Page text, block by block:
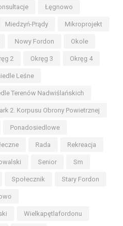
Łęgnowo
Miedzyń-Prądy Mikroprojekt
Nowy Fordon Okole
2 Okręg 3 Okręg 4
Leśne
Terenów Nadwiślańskich
2. Korpusu Obrony Powietrznej
Ponadosiedlowe
Rada Rekreacja
Senior Sm
Społecznik Stary Fordon
Wielkapętlafordonu